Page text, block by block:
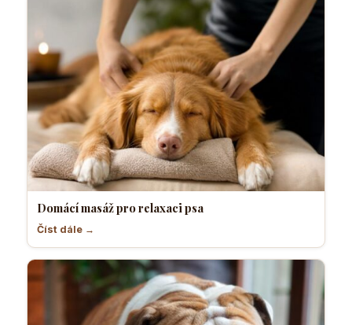
Domácí masáž pro relaxaci psa
Číst dále →